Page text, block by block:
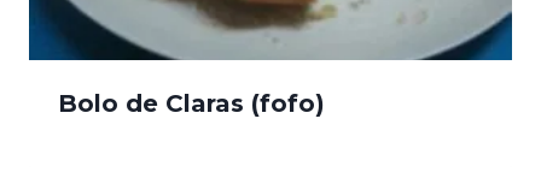
Bolo de Claras (fofo)